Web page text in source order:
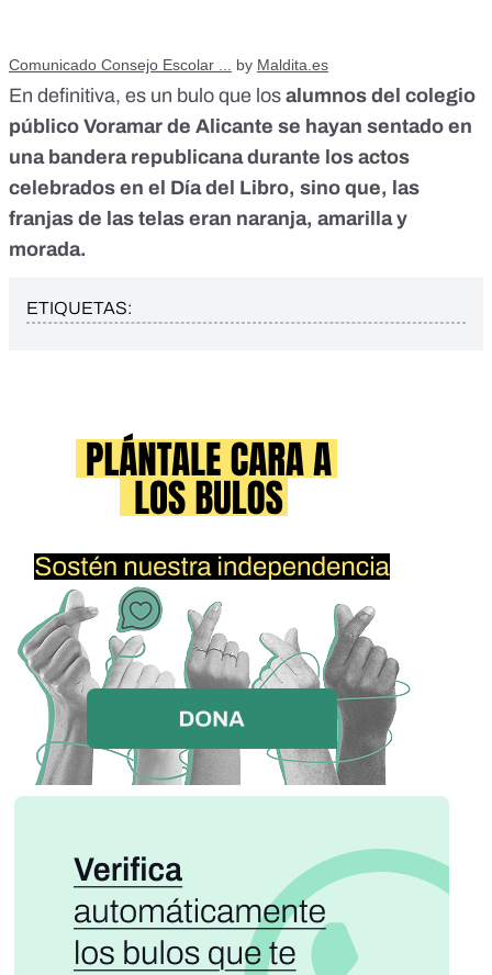
Comunicado Consejo Escolar ... by Maldita.es
En definitiva, es un bulo que los alumnos del colegio
público Voramar de Alicante se hayan sentado en
una bandera republicana durante los actos
celebrados en el Día del Libro, sino que, las
franjas de las telas eran naranja, amarilla y
morada.
ETIQUETAS: